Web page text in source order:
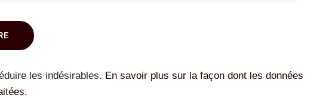
les indésirables. En savoir plus sur la façon dont les données
.